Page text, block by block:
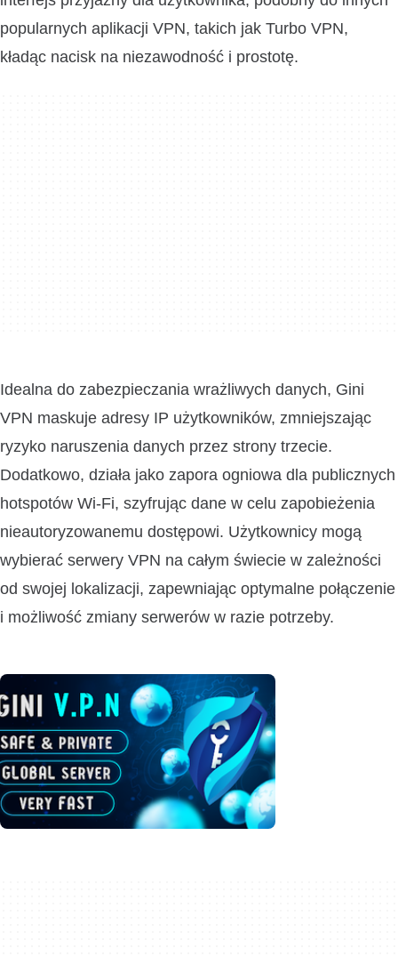
popularnych aplikacji VPN, takich jak Turbo VPN,
kładąc nacisk na niezawodność i prostotę.
Idealna do zabezpieczania wrażliwych danych, Gini
VPN maskuje adresy IP użytkowników, zmniejszając
ryzyko naruszenia danych przez strony trzecie.
Dodatkowo, działa jako zapora ogniowa dla publicznych
hotspotów Wi-Fi, szyfrując dane w celu zapobieżenia
nieautoryzowanemu dostępowi. Użytkownicy mogą
wybierać serwery VPN na całym świecie w zależności
od swojej lokalizacji, zapewniając optymalne połączenie
i możliwość zmiany serwerów w razie potrzeby.